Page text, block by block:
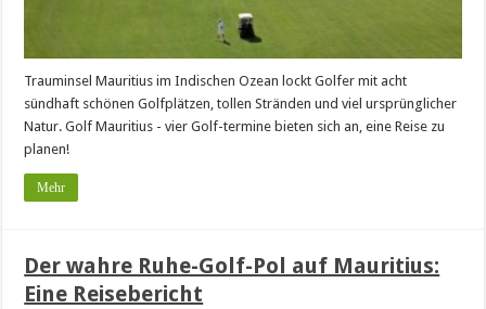
Trauminsel Mauritius im Indischen Ozean lockt Golfer mit acht
sündhaft schönen Golfplätzen, tollen Stränden und viel ursprünglicher
Natur. Golf Mauritius - vier Golf-termine bieten sich an, eine Reise zu
planen!
Mehr
Der wahre Ruhe-Golf-Pol auf Mauritius:
Eine Reisebericht